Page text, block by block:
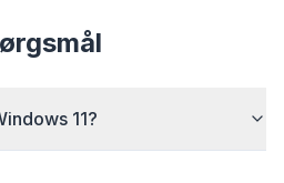
11?
site you visit.
banner ads, and cross-site